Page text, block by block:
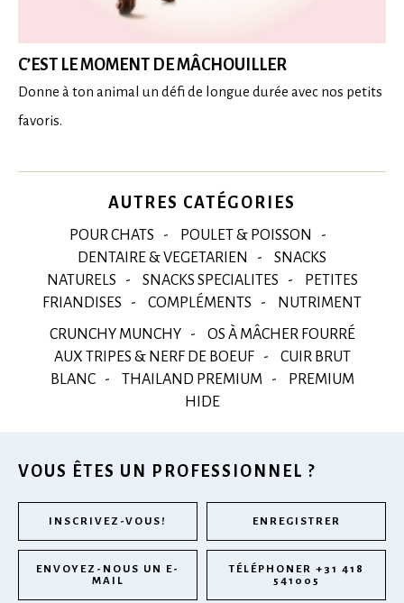
C’EST LE MOMENT DE MÂCHOUILLER
Donne à ton animal un défi de longue durée avec nos petits
favoris.
AUTRES CATÉGORIES
POUR CHATS
POULET & POISSON
DENTAIRE & VEGETARIEN
SNACKS
NATURELS
SNACKS SPECIALITES
PETITES
FRIANDISES
COMPLÉMENTS
NUTRIMENT
CRUNCHY MUNCHY
OS À MÂCHER FOURRÉ
AUX TRIPES & NERF DE BOEUF
CUIR BRUT
BLANC
THAILAND PREMIUM
PREMIUM
HIDE
VOUS ÊTES UN PROFESSIONNEL ?
INSCRIVEZ-VOUS! ENREGISTRER
ENVOYEZ-NOUS UN E-
MAIL
TÉLÉPHONER +31 418
541005